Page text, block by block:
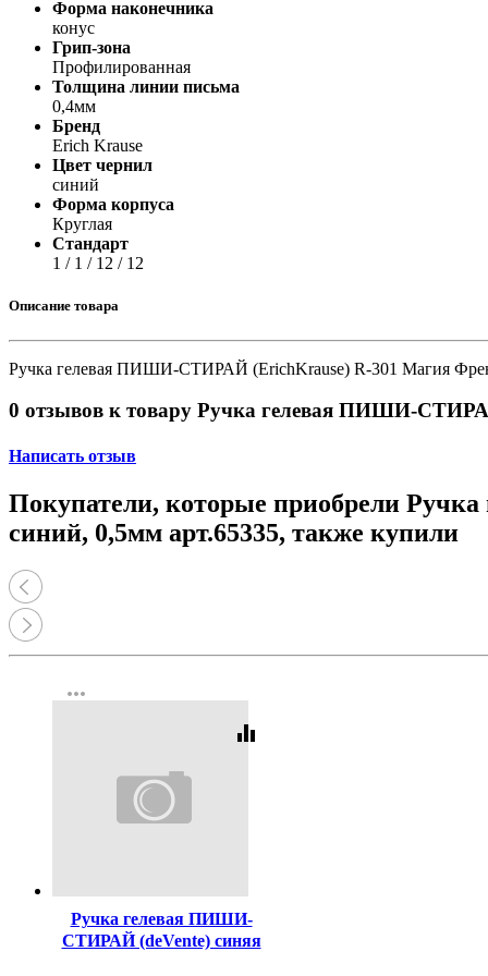
Форма наконечника
конус
Грип-зона
Профилированная
Толщина линии письма
0,4мм
Бренд
Erich Krause
Цвет чернил
синий
Форма корпуса
Круглая
Стандарт
1 / 1 / 12 / 12
Описание товара
Ручка гелевая ПИШИ-СТИРАЙ (ErichKrause) R-301 Магия
0 отзывов к товару Ручка гелевая ПИШИ-
Написать отзыв
Покупатели, которые приобрели
синий, 0,5мм арт.65335, также купили
more_horiz
equalizer
Ручка гелевая ПИШИ-
СТИРАЙ (deVente) синяя